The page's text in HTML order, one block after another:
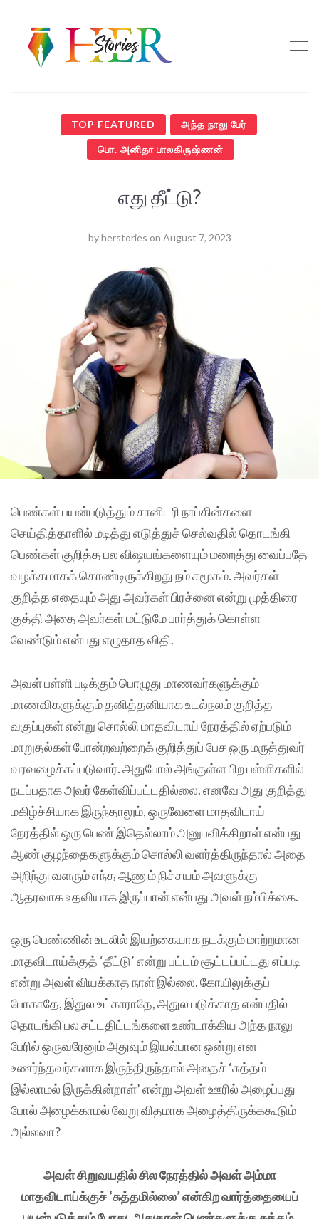
TOP FEATURED அந்த நாலு பேர்
பொ. அனிதா பாலகிருஷ்ணன்
எது தீட்டு?
byherstories on August 7, 2023
பெண்கள் பயன்படுத்தும் சானிடரி நாப்கின்களை
செய்தித்தாளில் மடித்து எடுத்துச் செல்வதில் தொடங்கி
பெண்கள் குறித்த பல விஷயங்களையும் மறைத்து வைப்பதே
வழக்கமாகக் கொண்டிருக்கிறது நம் சமூகம். அவர்கள்
குறித்த எதையும் அது அவர்கள் பிரச்னை என்று முத்திரை
குத்தி அதை அவர்கள் மட்டுமே பார்த்துக் கொள்ள
வேண்டும் என்பது எழுதாத விதி.
அவள் பள்ளி படிக்கும் பொழுது மாணவர்களுக்கும்
மாணவிகளுக்கும் தனித்தனியாக உடல்நலம் குறித்த
வகுப்புகள் என்று சொல்லி மாதவிடாய் நேரத்தில் ஏற்படும்
மாறுதல்கள் போன்றவற்றைக் குறித்துப் பேச ஒரு மருத்துவர்
வரவழைக்கப்படுவார். அதுபோல் அங்குள்ள பிற பள்ளிகளில்
நடப்பதாக அவர் கேள்விப்பட்டதில்லை. எனவே அது குறித்து
மகிழ்ச்சியாக இருந்தாலும், ஒருவேளை மாதவிடாய்
நேரத்தில் ஒரு பெண் இதெல்லாம் அனுபவிக்கிறாள் என்பது
ஆண் குழந்தைகளுக்கும் சொல்லி வளர்த்திருந்தால் அதை
அறிந்து வளரும் எந்த ஆணும் நிச்சயம் அவளுக்கு
ஆதரவாக உதவியாக இருப்பான் என்பது அவள் நம்பிக்கை.
ஒரு பெண்ணின் உடலில் இயற்கையாக நடக்கும் மாற்றமான
மாதவிடாய்க்குத் ‘தீட்டு’ என்று பட்டம் சூட்டப்பட்டது எப்படி
என்று அவள் வியக்காத நாள் இல்லை. கோயிலுக்குப்
போகாதே, இதுல உட்காராதே, அதுல படுக்காத என்பதில்
தொடங்கி பல சட்டதிட்டங்களை உண்டாக்கிய அந்த நாலு
பேரில் ஒருவரேனும் அதுவும் இயல்பான ஒன்று என
உணர்ந்தவர்களாக இருந்திருந்தால் அதைச் ‘சுத்தம்
இல்லாமல் இருக்கின்றாள்’ என்று அவள் ஊரில் அழைப்பது
போல் அழைக்காமல் வேறு விதமாக அழைத்திருக்ககூடும்
அல்லவா?
அவள் சிறுவயதில் சில நேரத்தில் அவள் அம்மா
மாதவிடாய்க்குச் ‘சுத்தமில்லை’ என்கிற வார்த்தையைப்